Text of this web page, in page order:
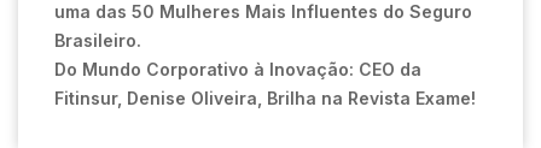
uma das 50 Mulheres Mais Influentes do Seguro
Brasileiro.
Do Mundo Corporativo à Inovação: CEO da
Fitinsur, Denise Oliveira, Brilha na Revista Exame!